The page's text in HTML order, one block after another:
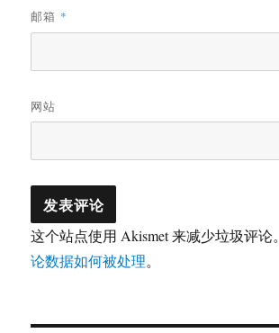
邮箱 *
网站
这个站点使用 Akismet 来减少垃圾评论。
论数据如何被处理。